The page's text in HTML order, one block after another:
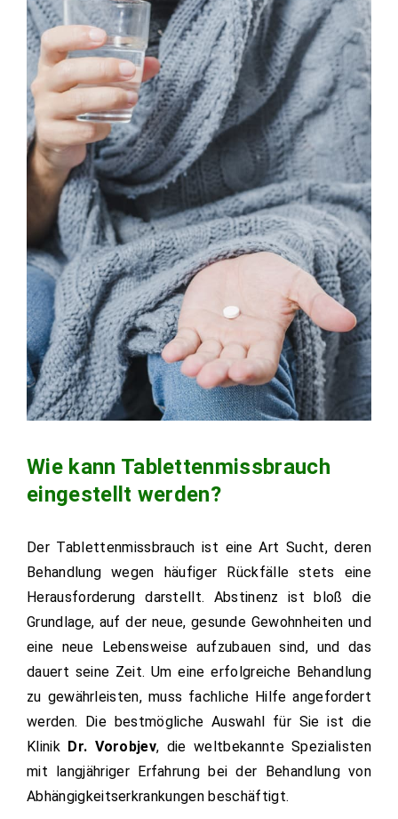
Wie kann Tablettenmissbrauch
eingestellt werden?
Der Tablettenmissbrauch ist eine Art Sucht, deren
Behandlung wegen häufiger Rückfälle stets eine
Herausforderung darstellt. Abstinenz ist bloß die
Grundlage, auf der neue, gesunde Gewohnheiten und
eine neue Lebensweise aufzubauen sind, und das
dauert seine Zeit. Um eine erfolgreiche Behandlung
zu gewährleisten, muss fachliche Hilfe angefordert
werden. Die bestmögliche Auswahl für Sie ist die
Klinik Dr. Vorobjev, die weltbekannte Spezialisten
mit langjähriger Erfahrung bei der Behandlung von
Abhängigkeitserkrankungen beschäftigt.